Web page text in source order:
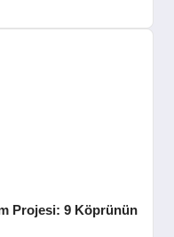
Projesi: 9 Köprünün